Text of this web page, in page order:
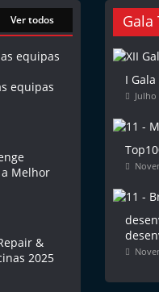
Ver todos
equipas
Melhor
&
2025
Gala
I
Julho